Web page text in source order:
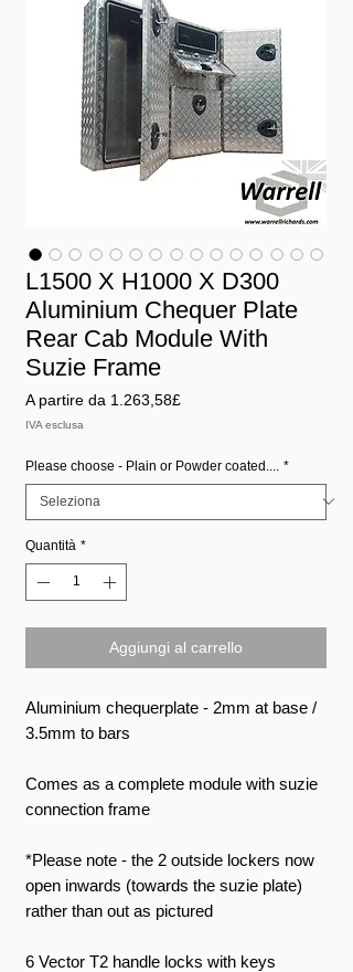
L1500 X H1000 X D300
Aluminium Chequer Plate
Rear Cab Module With
Suzie Frame
A partire da 1.263,58£
IVA esclusa
Please choose - Plain or Powder coated.... *
Quantità *
Aggiungi al carrello
Aluminium chequerplate - 2mm at base /
3.5mm to bars
Comes as a complete module with suzie
connection frame
*Please note - the 2 outside lockers now
open inwards (towards the suzie plate)
rather than out as pictured
6 Vector T2 handle locks with keys